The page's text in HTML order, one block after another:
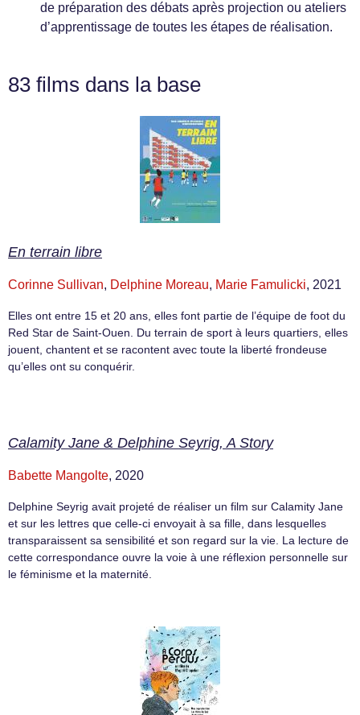
de préparation des débats après projection ou ateliers
d’apprentissage de toutes les étapes de réalisation.
83 films dans la base
En terrain libre
Corinne Sullivan, Delphine Moreau, Marie Famulicki, 2021
Elles ont entre 15 et 20 ans, elles font partie de l’équipe de foot du
Red Star de Saint-Ouen. Du terrain de sport à leurs quartiers, elles
jouent, chantent et se racontent avec toute la liberté frondeuse
qu’elles ont su conquérir.
Calamity Jane & Delphine Seyrig, A Story
Babette Mangolte, 2020
Delphine Seyrig avait projeté de réaliser un film sur Calamity Jane
et sur les lettres que celle-ci envoyait à sa fille, dans lesquelles
transparaissent sa sensibilité et son regard sur la vie. La lecture de
cette correspondance ouvre la voie à une réflexion personnelle sur
le féminisme et la maternité.